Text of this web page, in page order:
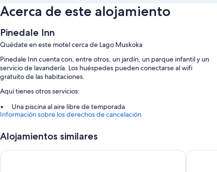
Acerca de este alojamiento
Pinedale Inn
Quédate en este motel cerca de Lago Muskoka
Pinedale Inn cuenta con, entre otros, un jardín, un parque infantil y un
servicio de lavandería. Los huéspedes pueden conectarse al wifi
gratuito de las habitaciones.
Aquí tienes otros servicios:
Una piscina al aire libre de temporada
Aparcamiento gratis
Área para parrillas
Los viajeros hablan muy bien de aspectos como la amabilidad del
personal
Información sobre los derechos de cancelación
Alojamientos similares
Howard Johnson by Wyndham Gravenhurst